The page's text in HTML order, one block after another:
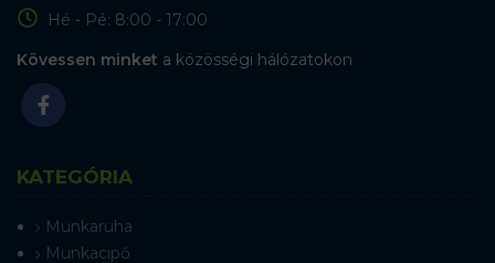
Hé - Pé: 8:00 - 17:00
Kövessen minket a közösségi hálózatokon
KATEGÓRIA
Munkaruha
Munkacipő